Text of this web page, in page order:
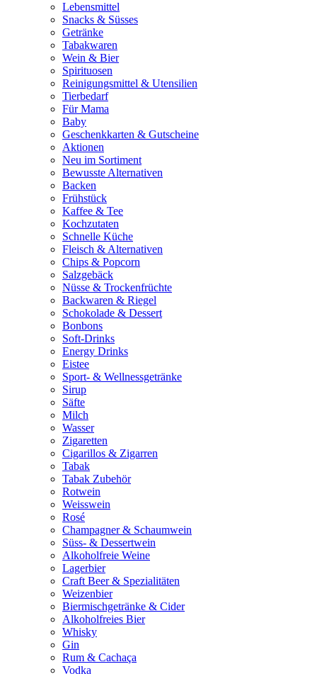
Lebensmittel
Snacks & Süsses
Getränke
Tabakwaren
Wein & Bier
Spirituosen
Reinigungsmittel & Utensilien
Tierbedarf
Für Mama
Baby
Geschenkkarten & Gutscheine
Aktionen
Neu im Sortiment
Bewusste Alternativen
Backen
Frühstück
Kaffee & Tee
Kochzutaten
Schnelle Küche
Fleisch & Alternativen
Chips & Popcorn
Salzgebäck
Nüsse & Trockenfrüchte
Backwaren & Riegel
Schokolade & Dessert
Bonbons
Soft-Drinks
Energy Drinks
Eistee
Sport- & Wellnessgetränke
Sirup
Säfte
Milch
Wasser
Zigaretten
Cigarillos & Zigarren
Tabak
Tabak Zubehör
Rotwein
Weisswein
Rosé
Champagner & Schaumwein
Süss- & Dessertwein
Alkoholfreie Weine
Lagerbier
Craft Beer & Spezialitäten
Weizenbier
Biermischgetränke & Cider
Alkoholfreies Bier
Whisky
Gin
Rum & Cachaça
Vodka